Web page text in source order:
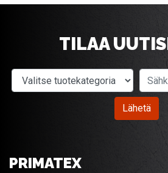
TILAA
Valitse tuotekategoria
Lähetä
PRIMATEX